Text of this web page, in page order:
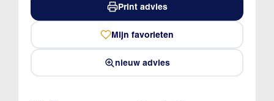
Print advies
Mijn favorieten
nieuw advies